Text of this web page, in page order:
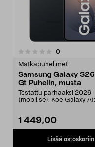
0arvostelut
Matkapuhelimet
Samsung Galaxy
Gt Puhelin, musta
Testattu parhaaksi 2026
(mobil.se). Koe Galaxy
1 449,00
Lisää ostoskoriin
0.0 viidestä